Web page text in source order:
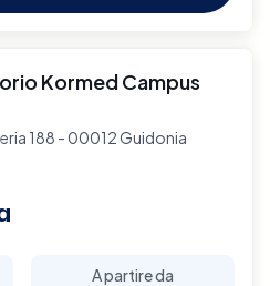
Kormed Campus
188 - 00012 Guidonia
A partire da